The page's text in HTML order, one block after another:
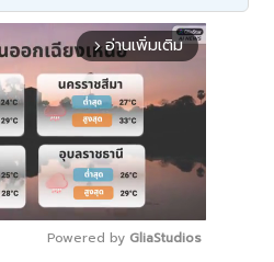
arrow_forward_ios อ่านเพิ่มเติม
Powered by GliaStudios